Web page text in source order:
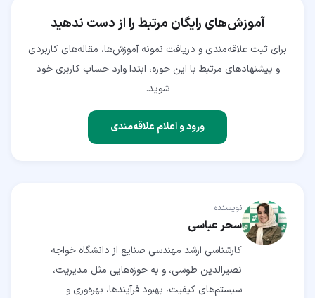
آموزش‌های رایگان مرتبط را از دست ندهید
برای ثبت علاقه‌مندی و دریافت نمونه آموزش‌ها، مقاله‌های کاربردی
و پیشنهادهای مرتبط با این حوزه، ابتدا وارد حساب کاربری خود
شوید.
ورود و اعلام علاقه‌مندی
نویسنده
سحر عباسی
کارشناسی ارشد مهندسی صنایع از دانشگاه خواجه
نصیرالدین طوسی، و به حوزه‌هایی مثل مدیریت،
سیستم‌های کیفیت، بهبود فرآیندها، بهره‌وری و